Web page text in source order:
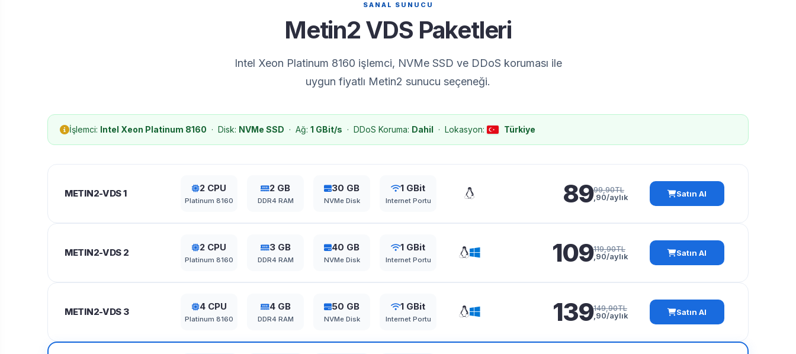
SANAL SUNUCU
Metin2 VDS Paketleri
Intel Xeon Platinum 8160 işlemci, NVMe SSD ve DDoS koruması ile
uygun fiyatlı Metin2 sunucu seçeneği.
İşlemci: Intel Xeon Platinum 8160 · Disk: NVMe SSD · Ağ: 1 GBit/s · DDoS Koruma: Dahil · Lokasyon: Türkiye
METIN2-VDS 1 2 CPU
Platinum 8160
2 GB
DDR4 RAM
30 GB
NVMe Disk
1 GBit
Internet Portu 8999,90TL
,90/aylık Satın Al
METIN2-VDS 2 2 CPU
Platinum 8160
3 GB
DDR4 RAM
40 GB
NVMe Disk
1 GBit
Internet Portu 109119,90TL
,90/aylık Satın Al
METIN2-VDS 3 4 CPU
Platinum 8160
4 GB
DDR4 RAM
50 GB
NVMe Disk
1 GBit
Internet Portu 139149,90TL
,90/aylık Satın Al